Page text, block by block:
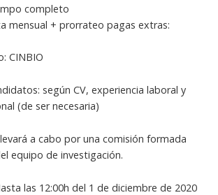
completo
mensual + prorrateo pagas extras:
CINBIO
según CV, experiencia laboral y
(de ser necesaria)
a cabo por una comisión formada
equipo de investigación.
las 12:00h del 1 de diciembre de 2020